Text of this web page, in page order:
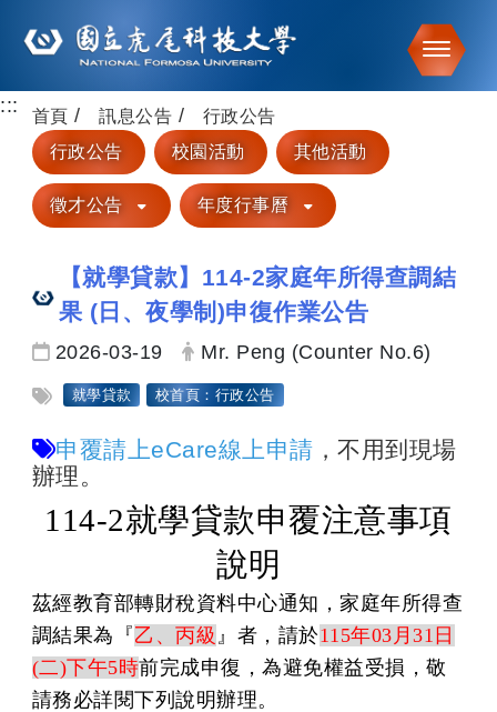
跳到主要內容
::: 首頁 訊息公告
行政公告
行政公告
校園活動 其他活動
徵才公告 年度行事曆
【就學貸款】114-2家庭年所得查調結
果 (日、夜學制)申復作業公告
日期：
2026-03-19 發布者：
Mr. Peng (Counter No.6)
標籤：
就學貸款 校首頁：行政公告
在本視窗開啟 申覆請上eCare線上申請
申覆請上eCare線上申請 ，不用到現場
辦理。
114-2就學貸款申覆注意事項
說明
茲經教育部轉財稅資料中心通知，家庭年所得查
調結果為『乙、丙級 』者，請於115年03月31日
(二)下午5時前完成申復，為避免權益受損，敬
請務必詳閱下列說明辦理。